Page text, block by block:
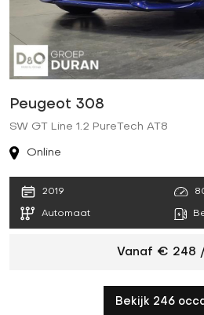
Peugeot 308
SW GT Line 1.2 PureTech AT8
Online
2019
Automaat
Vanaf € 248
Bekijk 246